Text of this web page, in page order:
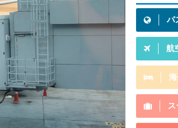
路線も増えてきているので注意が必要
せっかく「G ...
参考記事で
外旅行を
アメ ...
パ
航